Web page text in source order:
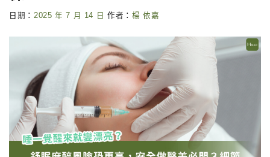
日期： 2025 年 7 月 14 日 作者： 楊 依嘉